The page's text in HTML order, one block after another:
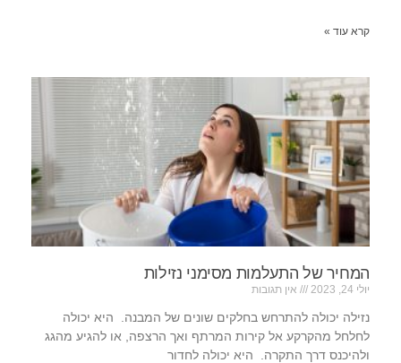
קרא עוד »
המחיר של התעלמות מסימני נזילות
יולי 24, 2023 אין תגובות
נזילה יכולה להתרחש בחלקים שונים של המבנה. היא יכולה
לחלחל מהקרקע אל קירות המרתף ואך הרצפה, או להגיע מהגג
ולהיכנס דרך התקרה. היא יכולה לחדור